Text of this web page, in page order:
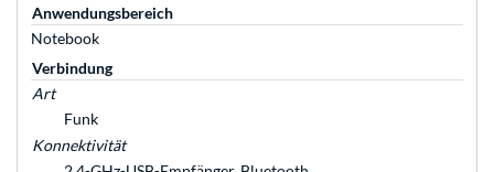
Anwendungsbereich
Notebook
Verbindung
Art
Funk
Konnektivität